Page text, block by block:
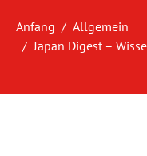
Anfang
Allgemein
Japan Digest –